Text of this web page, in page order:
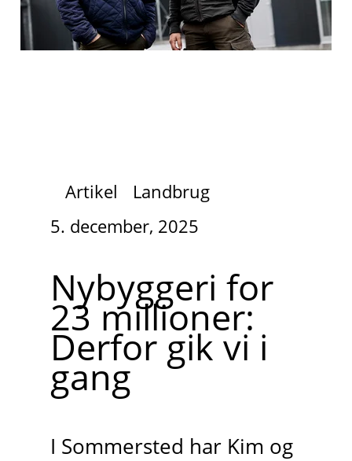
Artikel
Landbrug
5. december, 2025
Nybyggeri for
23 millioner:
Derfor gik vi i
gang
I Sommersted har Kim og